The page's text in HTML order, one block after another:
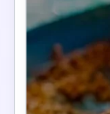
Desarrollo Web